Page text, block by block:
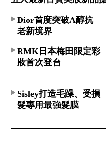
Dior首度突破A醇抗
老新境界
RMK日本梅田限定彩
妝首次登台
Sisley打造毛躁、受損
髮專用最強髮膜